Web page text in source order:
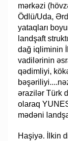
mərkəzi
Ödlü/Uda,
yataqları
landşaft
dağ iqliminin
vadilərinin
qədimliyi,
ərazilər Türk
olaraq
mədəni
Haşiyə. İlkin